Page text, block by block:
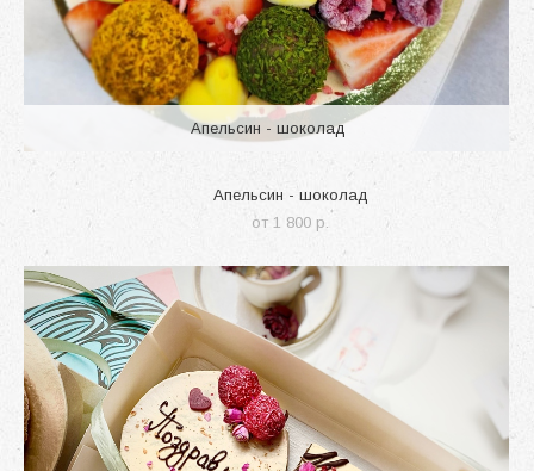
Апельсин - шоколад
Апельсин - шоколад
от 1 800 p.